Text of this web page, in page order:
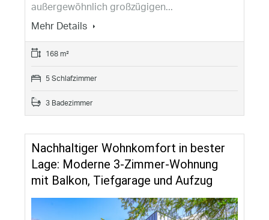
außergewöhnlich großzügigen...
Mehr Details
168 m²
5 Schlafzimmer
3 Badezimmer
Nachhaltiger Wohnkomfort in bester
Lage: Moderne 3-Zimmer-Wohnung
mit Balkon, Tiefgarage und Aufzug